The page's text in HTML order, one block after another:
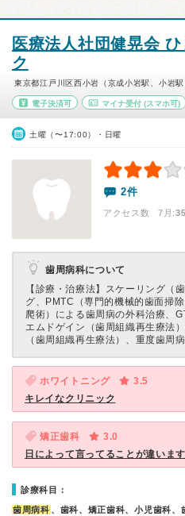
医療法人社団健晃会
ク
東京都江戸川区西小岩（京成小岩駅、小岩駅
電子決済可 マイナ受付(スマホ可)
土曜（〜17:00）・日曜
2件
アクセス数 7月:35
歯周病科について
【診療・治療法】 スケーリング（
グ、PMTC（専門的機械的歯面掃
爬術）による歯周病の外科治療、
エムドゲイン（歯周組織再生療法
（歯周組織再生療法）、重度歯周
ホワイトニング
3.5
キレイなクリニック
矯正歯科
3.0
日によって言ってることが違います
診療科目：
歯周病科 、歯科、矯正歯科、小児歯科